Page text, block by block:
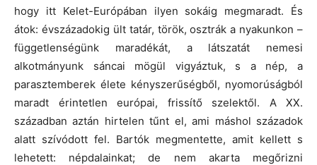
hogy itt Kelet-Európában ilyen sokáig megmaradt. És
átok: évszázadokig ült tatár, török, osztrák a nyakunkon –
függetlenségünk maradékát, a látszatát nemesi
alkotmányunk sáncai mögül vigyáztuk, s a nép, a
parasztemberek élete kényszerűségből, nyomorúságból
maradt érintetlen európai, frissítő szelektől. A XX.
században aztán hirtelen tűnt el, ami máshol századok
alatt szívódott fel. Bartók megmentette, amit kellett s
lehetett: népdalainkat; de nem akarta megőrizni